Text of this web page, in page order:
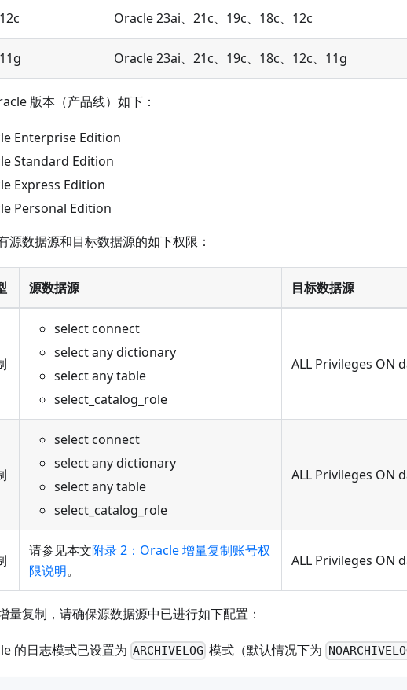
Oracle 23ai、21c、19c、18c、12c
Oracle 23ai、21c、19c、18c、12c、11g
版本（产品线）如下：
Enterprise Edition
Standard Edition
Express Edition
Personal Edition
源数据源和目标数据源的如下权限：
源数据源 目标数据源
select connect
select any dictionary
select any table
select_catalog_role
ALL Privileges ON
select connect
select any dictionary
select any table
select_catalog_role
ALL Privileges ON
请参见本文附录 2：Oracle 增量复制账号权
限说明。
ALL Privileges ON
量复制，请确保源数据源中已进行如下配置：
的日志模式已设置为 ARCHIVELOG 模式（默认情况下为